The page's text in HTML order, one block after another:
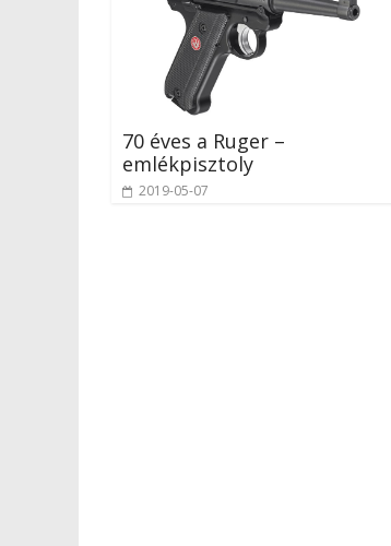
70 éves a Ruger –
emlékpisztoly
2019-05-07